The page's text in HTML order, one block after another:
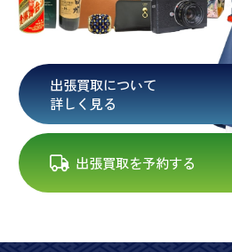
出張買取について
詳しく見る
出張買取を予約する